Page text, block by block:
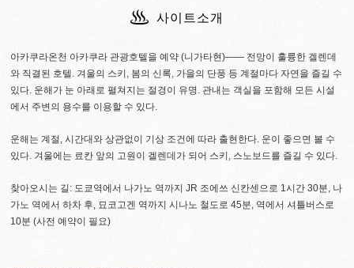
사이트소개
아카쿠라온천 아카쿠라 관광호텔을 예약 (니가타현)―― 전망이 훌륭한 겔렌데
와 직결된 호텔. 겨울의 스키, 봄의 신록, 가을의 단풍 등 계절마다 자연을 즐길 수
있다. 운해가 눈 아래로 펼쳐지는 절경이 유명. 관내는 객실을 포함해 모든 시설
에서 주변의 용수를 이용할 수 있다.
운해는 계절, 시간대와 상관없이 기상 조건에 따라 출현한다. 운이 좋으면 볼 수
있다. 겨울에는 료칸 앞의 고원이 겔렌데가 되어 스키, 스노보드를 즐길 수 있다.
찾아오시는 길: 도쿄역에서 나가노 역까지 JR 조에쓰 신칸센으로 1시간 30분, 나
가노 역에서 하차 후, 묘코고겐 역까지 시나노 철도로 45분, 역에서 셔틀버스로
10분 (사전 예약이 필요)